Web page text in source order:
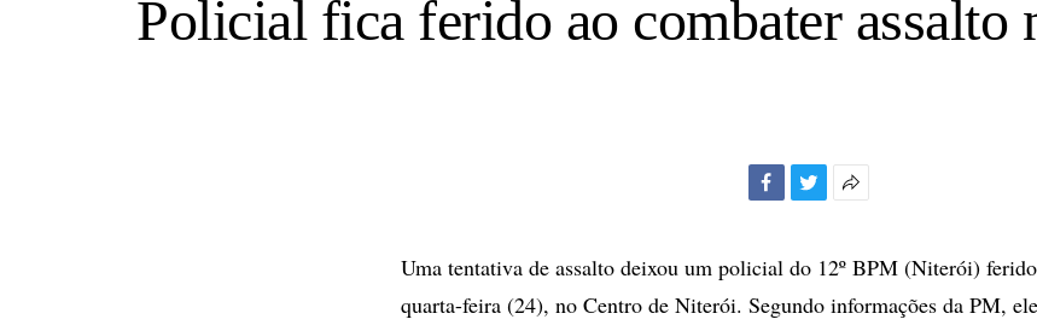
Policial fica ferido ao combater assalto
compartilhamento
Uma tentativa de assalto deixou um policial do 12º BPM (Niterói)
quarta-feira (24), no Centro de Niterói. Segundo informações da PM,